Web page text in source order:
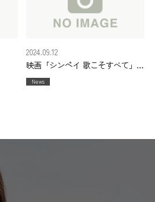
映画「シンペイ 歌こそすべて」
2024年11月22日(金)より長野県先行
ロードショー
2024.09.12
News